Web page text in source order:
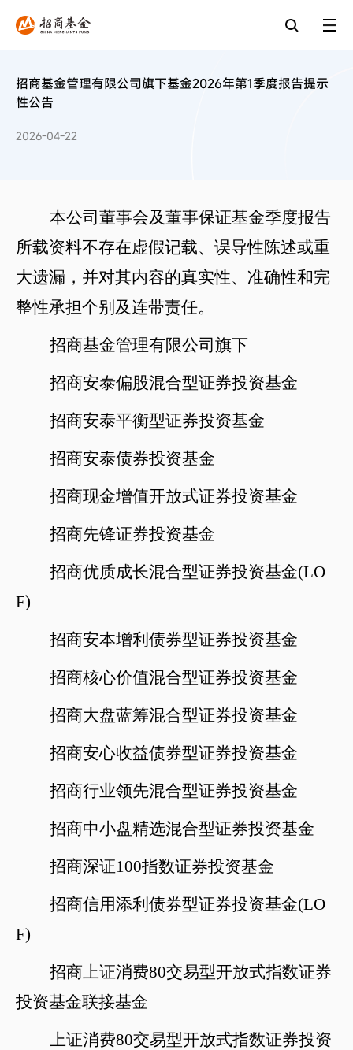
招商基金管理有限公司旗下基金2026年第1季度报告提示
性公告
2026-04-22
本公司董事会及董事保证基金季度报告
所载资料不存在虚假记载、误导性陈述或重
大遗漏，并对其内容的真实性、准确性和完
整性承担个别及连带责任。
招商基金管理有限公司旗下
招商安泰偏股混合型证券投资基金
招商安泰平衡型证券投资基金
招商安泰债券投资基金
招商现金增值开放式证券投资基金
招商先锋证券投资基金
招商优质成长混合型证券投资基金(LO
F)
招商安本增利债券型证券投资基金
招商核心价值混合型证券投资基金
招商大盘蓝筹混合型证券投资基金
招商安心收益债券型证券投资基金
招商行业领先混合型证券投资基金
招商中小盘精选混合型证券投资基金
招商深证100指数证券投资基金
招商信用添利债券型证券投资基金(LO
F)
招商上证消费80交易型开放式指数证券
投资基金联接基金
上证消费80交易型开放式指数证券投资